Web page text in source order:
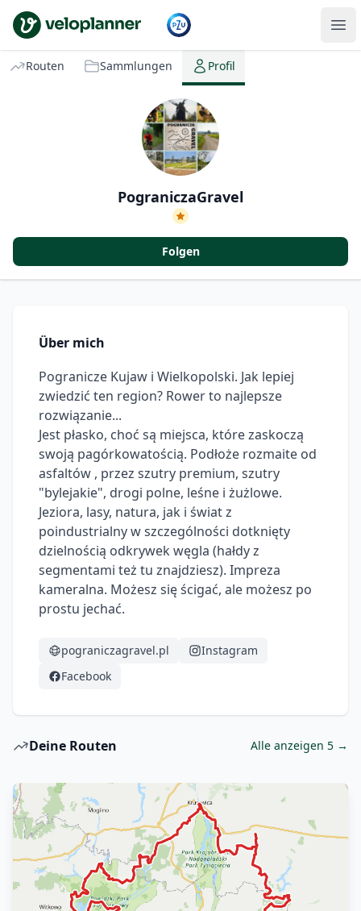
VeloPlanner
Routen Sammlungen Profil
PograniczaGravel
Folgen
Über mich
Pogranicze Kujaw i Wielkopolski. Jak lepiej
zwiedzić ten region? Rower to najlepsze
rozwiązanie...
Jest płasko, choć są miejsca, które zaskoczą
swoją pagórkowatością. Podłoże rozmaite od
asfaltów , przez szutry premium, szutry
"bylejakie", drogi polne, leśne i żużlowe.
Jeziora, lasy, natura, jak i świat z
poindustrialny w szczególności dotknięty
dzielnością odkrywek węgla (hałdy z
segmentami też tu znajdziesz). Impreza
kameralna. Możesz się ścigać, ale możesz po
prostu jechać.
pograniczagravel.pl
Instagram
Facebook
Deine Routen Alle anzeigen 5 →